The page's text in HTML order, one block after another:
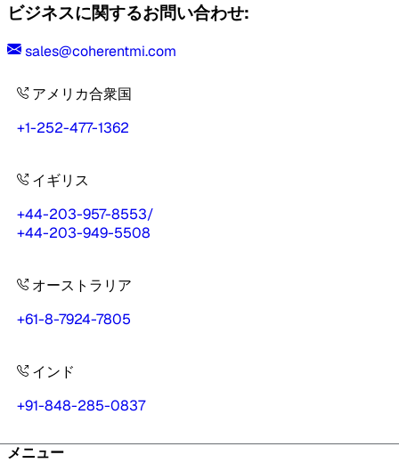
ビジネスに関するお問い合わせ:
sales@coherentmi.com
アメリカ合衆国
+1-252-477-1362
イギリス
+44-203-957-8553/
+44-203-949-5508
オーストラリア
+61-8-7924-7805
インド
+91-848-285-0837
メニュー